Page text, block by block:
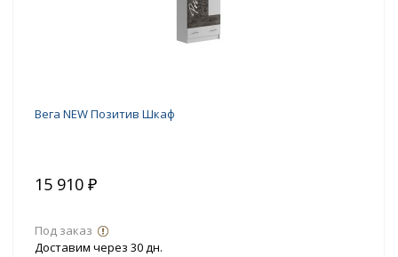
Вега NEW Позитив Шкаф
15 910 ₽
Под заказ
Доставим через 30 дн.